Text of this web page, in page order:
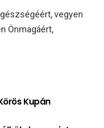
vegyen
Önmagáért,
Kupán